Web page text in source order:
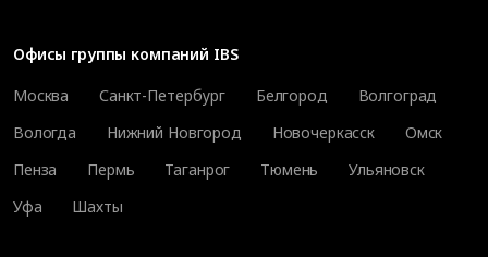
Офисы группы компаний IBS
Москва
Санкт-Петербург Белгород
Волгоград
Вологда
Нижний Новгород Новочеркасск
Омск
Пенза
Пермь Таганрог Тюмень
Ульяновск
Уфа
Шахты